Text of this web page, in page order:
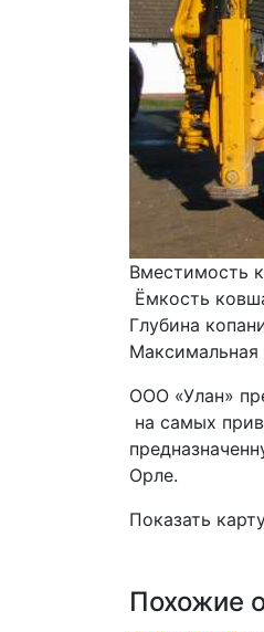
Вместимость
Ёмкость
Глубина
Максимальная
ООО «Улан»
Орле.
Показать
Похожие